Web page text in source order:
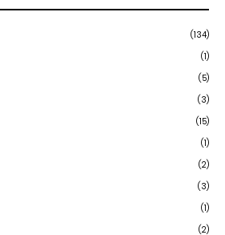
(134)
(1)
(5)
(3)
(15)
(1)
(2)
(3)
(1)
(2)